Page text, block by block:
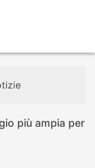
più ampia per